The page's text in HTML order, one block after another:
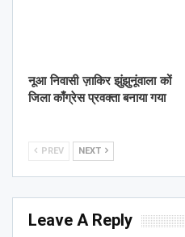
नूआ निवासी ज़ाकिर झुंझुनूंवाला कों
जिला काँग्रेस प्रवक्ता बनाया गया
PREV NEXT
Leave A Reply